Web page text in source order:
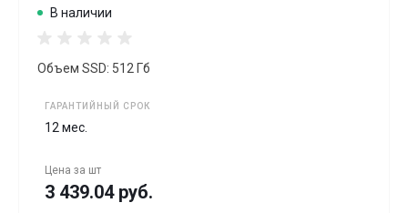
В наличии
Объем SSD: 512 Гб
ГАРАНТИЙНЫЙ СРОК
12 мес.
Цена за шт
3 439.04 руб.